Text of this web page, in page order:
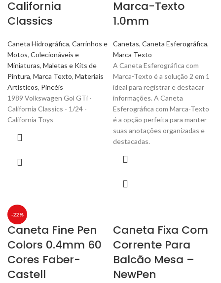
California
Classics
Caneta Hidrográfica, Carrinhos e
Motos, Colecionáveis e
Miniaturas, Maletas e Kits de
Pintura, Marca Texto, Materiais
Artísticos, Pincéis
1989 Volkswagen Gol GTi -
California Classics - 1/24 -
California Toys
Marca-Texto
1.0mm
Canetas, Caneta Esferográfica,
Marca Texto
A Caneta Esferográfica com
Marca-Texto é a solução 2 em 1
ideal para registrar e destacar
informações. A Caneta
Esferográfica com Marca-Texto
é a opção perfeita para manter
suas anotações organizadas e
destacadas.
-22%
Caneta Fine Pen
Colors 0.4mm 60
Cores Faber-
Castell
Caneta Fixa Com
Corrente Para
Balcão Mesa –
NewPen